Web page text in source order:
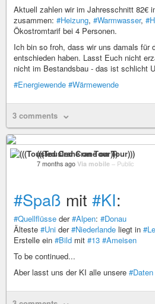
Aktuell zahlen wir im Jahresschnitt 82€
zusammen: #Heizung, #Warmwasser,
Ökostromtarif bei 4 Personen.
Ich bin so froh, dass wir uns damals für
entschieden haben. Lasst Euch nicht
nicht im Bestandsbau - das ist schlicht
#Energiewende #Wärmewende
3 comments
(((Tousled Crane on Tour)))
7 months ago Via mobile – Public
#Spaß mit #KI:
#Quellflüsse der#Alpen: #Donau
Älteste #Uni der#Niederlande liegt in
Erstelle ein #Bild mit #13 #Ameisen
To be continued...
Aber lasst uns der KI alle unsere #Daten